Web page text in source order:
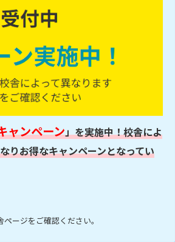
ャンペーン」を実施中！校舎によ
りお得なキャンペーンとなってい
ージをご確認ください。